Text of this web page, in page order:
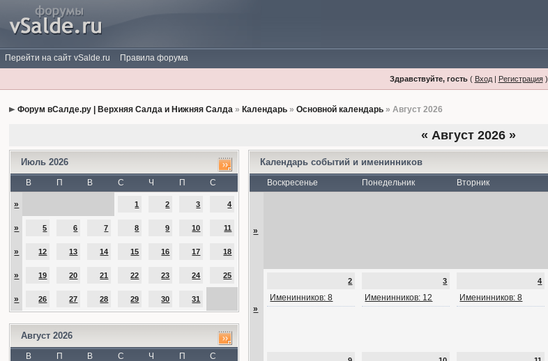
Перейти на сайт vSalde.ru Правила форума
Здравствуйте, гость( Вход| Регистрация)
Форум вСалде.ру | Верхняя Салда и Нижняя Салда » Календарь »Основной календарь » Август 2026
« Август 2026 »
Июль 2026
В П В С Ч П С
» 1 2 3 4
» 5 6 7 8 9 10 11
» 12 13 14 15 16 17 18
» 19 20 21 22 23 24 25
» 26 27 28 29 30 31
Август 2026
В П В С Ч П С
Календарь событий и именинников
Воскресенье Понедельник Вторник
»
»
2
Именинников: 8
3
Именинников: 12
4
Именинников: 8